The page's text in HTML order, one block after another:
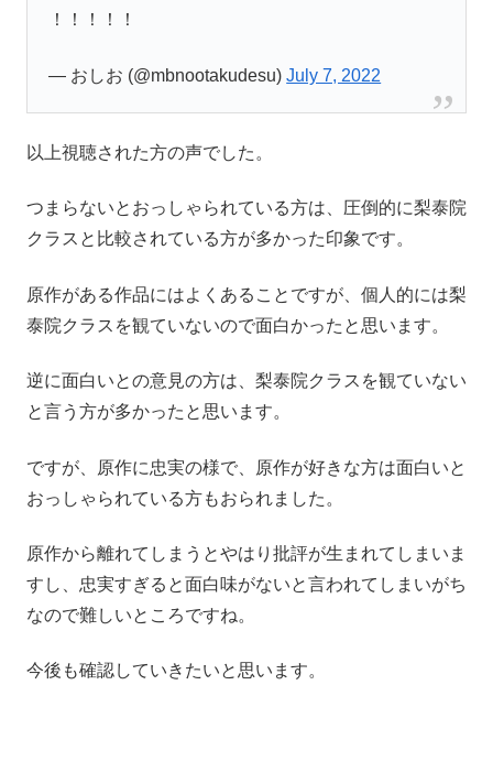
！！！！！
— おしお (@mbnootakudesu)July 7, 2022
以上視聴された方の声でした。
つまらないとおっしゃられている方は、圧倒的に梨泰院
クラスと比較されている方が多かった印象です。
原作がある作品にはよくあることですが、個人的には梨
泰院クラスを観ていないので面白かったと思います。
逆に面白いとの意見の方は、梨泰院クラスを観ていない
と言う方が多かったと思います。
ですが、原作に忠実の様で、原作が好きな方は面白いと
おっしゃられている方もおられました。
原作から離れてしまうとやはり批評が生まれてしまいま
すし、忠実すぎると面白味がないと言われてしまいがち
なので難しいところですね。
今後も確認していきたいと思います。